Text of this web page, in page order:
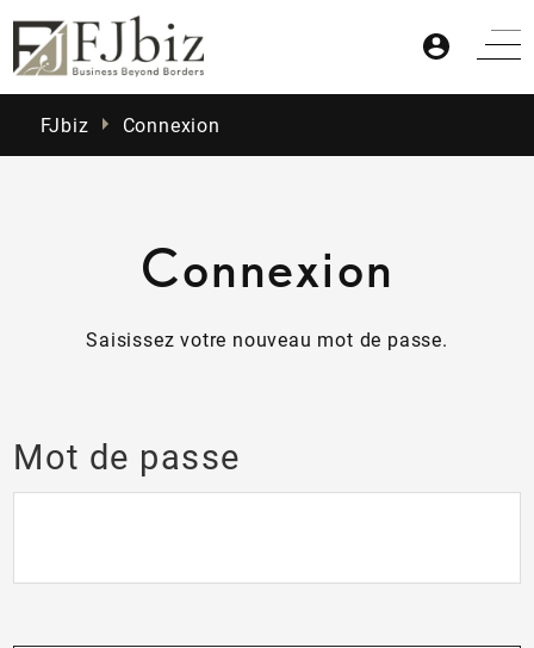
Actualités
FJbiz Connexion
Connexion
Saisissez votre nouveau mot de passe.
Mot de passe